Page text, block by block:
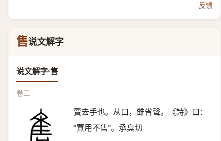
反馈
售说文解字
说文解字·售
卷二
賣去手也。从口，雔省聲。《詩》曰：
“賈用不售”。承臭切